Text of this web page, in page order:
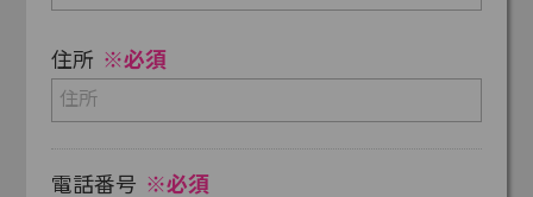
住所 ※必須
電話番号 ※必須